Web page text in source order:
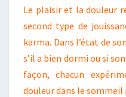
Le plaisir et la douleur
second type de
karma. Dans l’état de
s’il a bien dormi ou si
façon, chacun
douleur dans le sommeil